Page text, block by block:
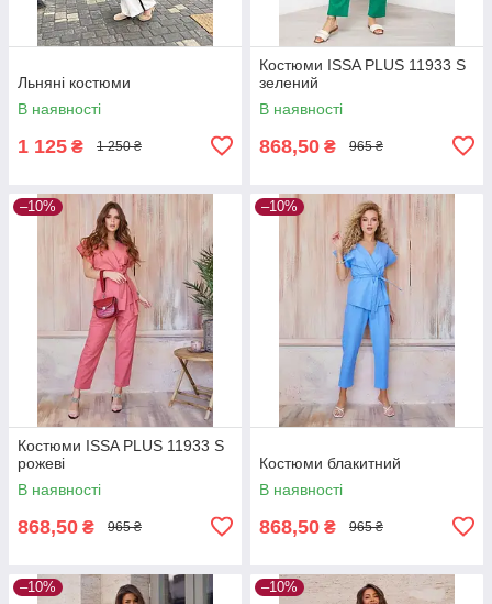
Льняні костюми
В наявності
1 125 ₴ 1 250 ₴
Костюми ISSA PLUS 11933 S
зелений
В наявності
868,50 ₴ 965 ₴
–10%
Костюми ISSA PLUS 11933 S
рожеві
В наявності
868,50 ₴ 965 ₴
–10%
Костюми блакитний
В наявності
868,50 ₴ 965 ₴
–10% –10%